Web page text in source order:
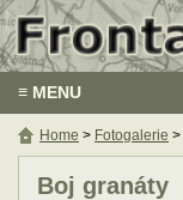
≡ MENU
Boj granáty
Home > Fotogalerie >